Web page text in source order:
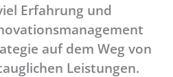
Erfahrung und
auf dem Weg von
Leistungen.